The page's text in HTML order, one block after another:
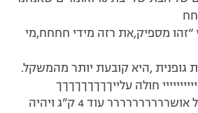
“זהו מספיק,את רזה מידי חחחח,מי
גופנית ,היא קובעת יותר מהמשקל.
חולה עלייךךךךךךךךך
אני עם דמעות של אושרררררררררר עוד 4 ק”ג ויהיה